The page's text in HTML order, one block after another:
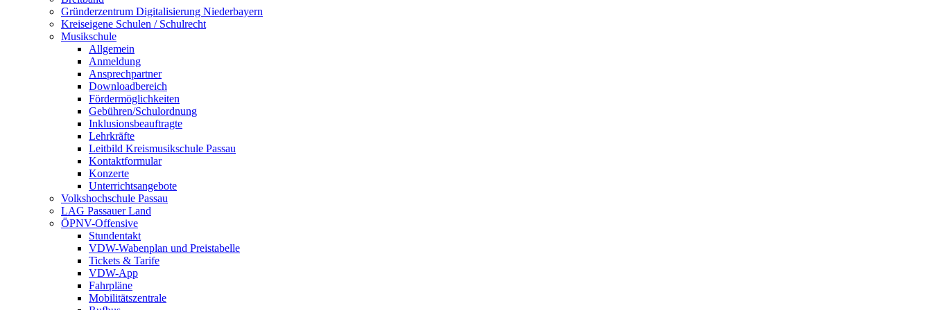
Gründerzentrum Digitalisierung Niederbayern
Kreiseigene Schulen / Schulrecht
Musikschule
Allgemein
Anmeldung
Ansprechpartner
Downloadbereich
Fördermöglichkeiten
Gebühren/Schulordnung
Inklusionsbeauftragte
Lehrkräfte
Leitbild Kreismusikschule Passau
Kontaktformular
Konzerte
Unterrichtsangebote
Volkshochschule Passau
LAG Passauer Land
ÖPNV-Offensive
Stundentakt
VDW-Wabenplan und Preistabelle
Tickets & Tarife
VDW-App
Fahrpläne
Mobilitätszentrale